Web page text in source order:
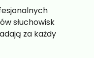
słuchowisk
za każdy